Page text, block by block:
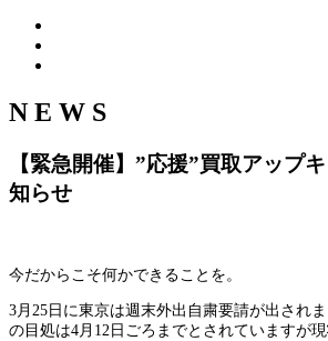
N E W S
【緊急開催】”応援”買取アップ
知らせ
今だからこそ何かできることを。
3月25日に東京は週末外出自粛要請が出され
の目処は4月12日ごろまでとされていますが